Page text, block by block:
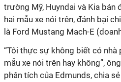
trường Mỹ, Huyndai và Kia
hai mẫu xe nói trên, đánh bại
là Ford Mustang Mach-E
“Tôi thực sự không biết có nhà
mẫu xe nói trên hay không”,
phân tích của Edmunds, chia